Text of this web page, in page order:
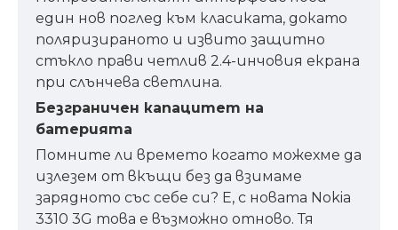
един нов поглед към класиката, докато
поляризираното и извито защитно
стъкло прави четлив 2.4-инчовия екрана
при слънчева светлина.
Безграничен капацитет на
батерията
Помните ли времето когато можехме да
излезем от вкъщи без да взимаме
зарядното със себе си? Е, с новата Nokia
3310 3G това е възможно отново. Тя